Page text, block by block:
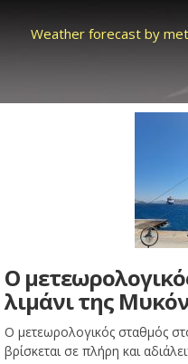
Weather forecast by
Ο
λιμάνι της
Ο μετεωρολογικός σταθμός
βρίσκεται σε πλήρη και